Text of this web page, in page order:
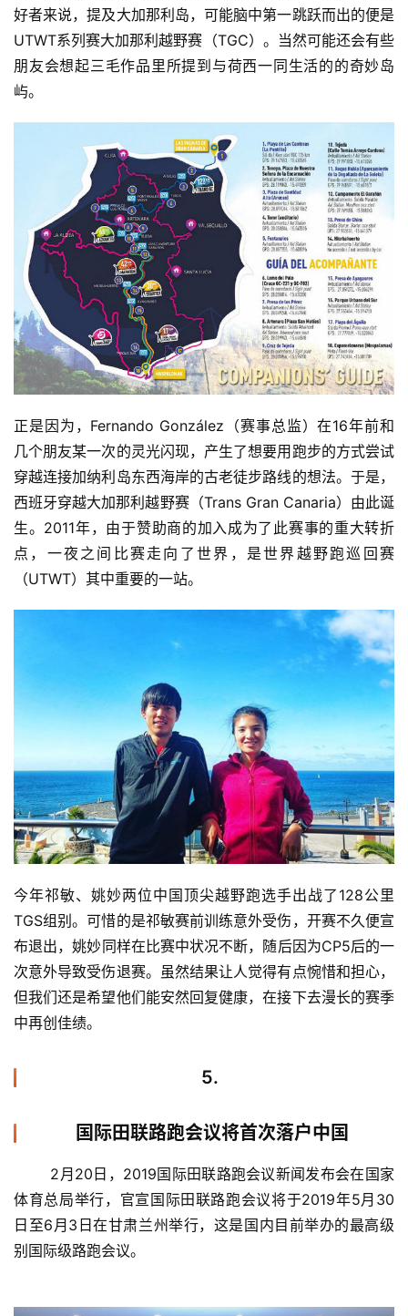
好者来说，提及大加那利岛，可能脑中第一跳跃而出的便是
UTWT系列赛大加那利越野赛（TGC）。当然可能还会有些
朋友会想起三毛作品里所提到与荷西一同生活的的奇妙岛
屿。
正是因为，Fernando González（赛事总监）在16年前和
几个朋友某一次的灵光闪现，产生了想要用跑步的方式尝试
穿越连接加纳利岛东西海岸的古老徒步路线的想法。于是，
西班牙穿越大加那利越野赛（Trans Gran Canaria）由此诞
生。2011年，由于赞助商的加入成为了此赛事的重大转折
点，一夜之间比赛走向了世界，是世界越野跑巡回赛
（UTWT）其中重要的一站。
今年祁敏、姚妙两位中国顶尖越野跑选手出战了128公里
TGS组别。可惜的是祁敏赛前训练意外受伤，开赛不久便宣
布退出，姚妙同样在比赛中状况不断，随后因为CP5后的一
次意外导致受伤退赛。虽然结果让人觉得有点惋惜和担心，
但我们还是希望他们能安然回复健康，在接下去漫长的赛季
中再创佳绩。
5.
国际田联路跑会议将首次落户中国
体育总局举行，官宣国际田联路跑会议将于2019年5月30
日至6月3日在甘肃兰州举行，这是国内目前举办的最高级
别国际级路跑会议。